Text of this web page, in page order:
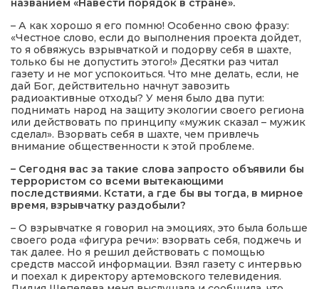
названием «Навести порядок в стране».
– А как хорошо я его помню! Особенно свою фразу:
«Честное слово, если до выполнения проекта дойдет,
то я обвяжусь взрывчаткой и подорву себя в шахте,
только бы не допустить этого!» Десятки раз читал
газету и не мог успокоиться. Что мне делать, если, не
дай Бог, действительно начнут завозить
радиоактивные отходы? У меня было два пути:
поднимать народ на защиту экологии своего региона
или действовать по принципу «мужик сказал – мужик
сделал». Взорвать себя в шахте, чем привлечь
внимание общественности к этой проблеме.
– Сегодня вас за такие слова запросто объявили бы
террористом со всеми вытекающими
последствиями. Кстати, а где бы вы тогда, в мирное
время, взрывчатку раздобыли?
– О взрывчатке я говорил на эмоциях, это была больше
своего рода «фигура речи»: взорвать себя, поджечь и
так далее. Но я решил действовать с помощью
средств массой информации. Взял газету с интервью
и поехал к директору артемовского телевидения.